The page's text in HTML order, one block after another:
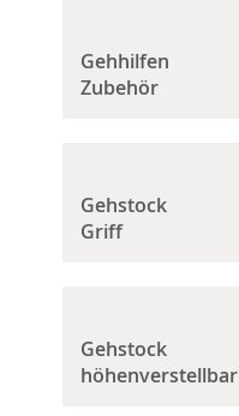
Gehhilfen
Zubehör
Gehstock
Griff
Gehstock
höhenverstellbar